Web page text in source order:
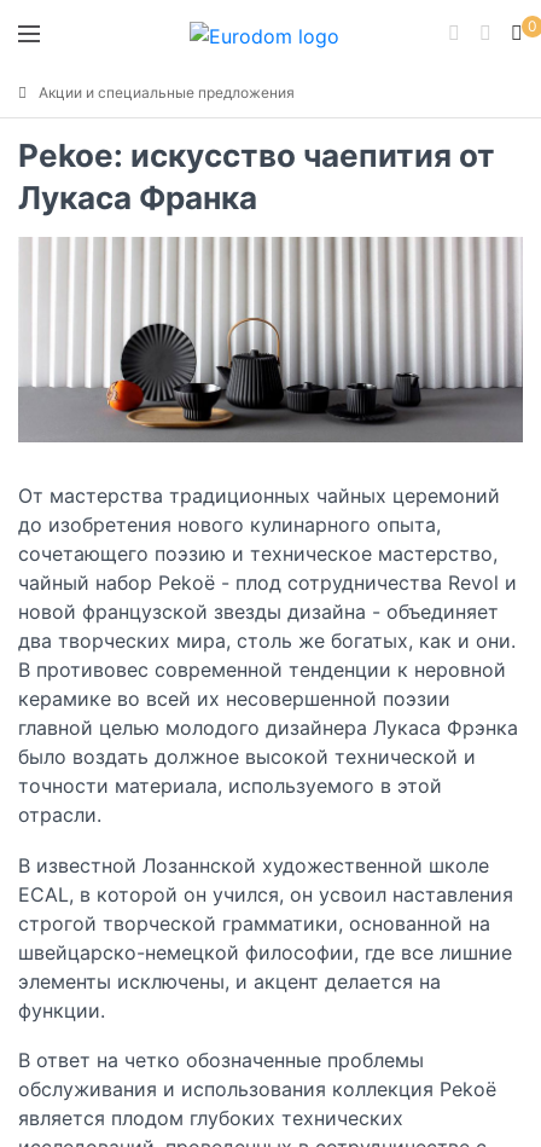
0
Акции и специальные предложения
Pekoe: искусство чаепития от
Лукаса Франка
От мастерства традиционных чайных церемоний
до изобретения нового кулинарного опыта,
сочетающего поэзию и техническое мастерство,
чайный набор Pekoë - плод сотрудничества Revol и
новой французской звезды дизайна - объединяет
два творческих мира, столь же богатых, как и они.
В противовес современной тенденции к неровной
керамике во всей их несовершенной поэзии
главной целью молодого дизайнера Лукаса Фрэнка
было воздать должное высокой технической и
точности материала, используемого в этой
отрасли.
В известной Лозаннской художественной школе
ECAL, в которой он учился, он усвоил наставления
строгой творческой грамматики, основанной на
швейцарско-немецкой философии, где все лишние
элементы исключены, и акцент делается на
функции.
В ответ на четко обозначенные проблемы
обслуживания и использования коллекция Pekoë
является плодом глубоких технических